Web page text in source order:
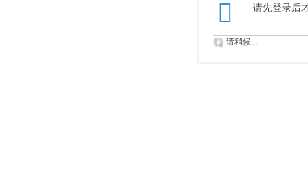
请先登录后
请稍候...